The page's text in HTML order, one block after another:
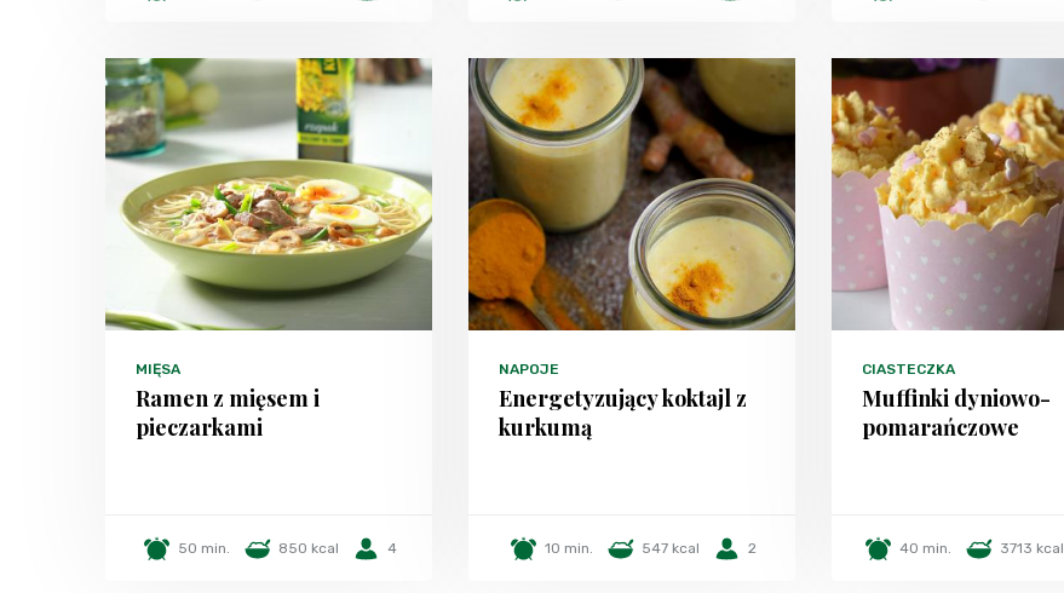
MIĘSA
Ramen z mięsem i
pieczarkami
50 min. 850 kcal 4
NAPOJE
Energetyzujący koktajl z
kurkumą
10 min. 547 kcal 2
CIASTECZKA
Muffinki dyniowo-
pomarańczowe
40 min. 3713 kcal